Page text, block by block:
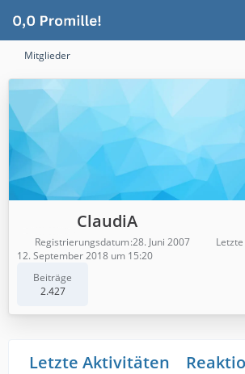
Mitglieder
ClaudiA
Beiträge
2.427
Registrierungsdatum 28. Juni 2007
12. September 2018 um 15:20
Letzte Aktivitäten